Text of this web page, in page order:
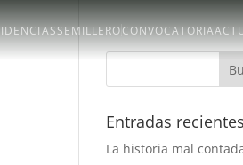
SEMILLEROCONVOCATORIA
Entradas recientes
La historia mal